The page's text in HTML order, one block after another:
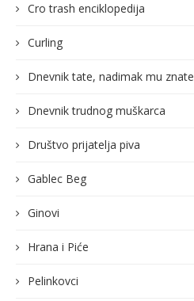
Cro trash enciklopedija
Curling
Dnevnik tate, nadimak mu znate
Dnevnik trudnog muškarca
Društvo prijatelja piva
Gablec Beg
Ginovi
Hrana i Piće
Pelinkovci